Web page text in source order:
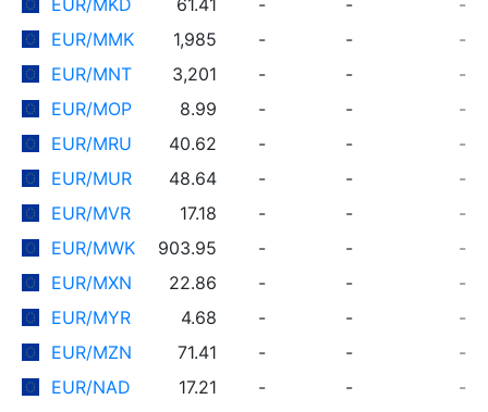
EUR/MKD
61.41 - -
-
EUR/MMK
1,985 - -
-
EUR/MNT
3,201 - -
-
EUR/MOP
8.99 - -
-
EUR/MRU
40.62 - -
-
EUR/MUR
48.64 - -
-
EUR/MVR
17.18 - -
-
EUR/MWK
903.95 - -
-
EUR/MXN
22.86 - -
-
EUR/MYR
4.68 - -
-
EUR/MZN
71.41 - -
-
EUR/NAD
17.21 - -
-